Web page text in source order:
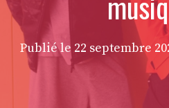
Publié le 22 septembre